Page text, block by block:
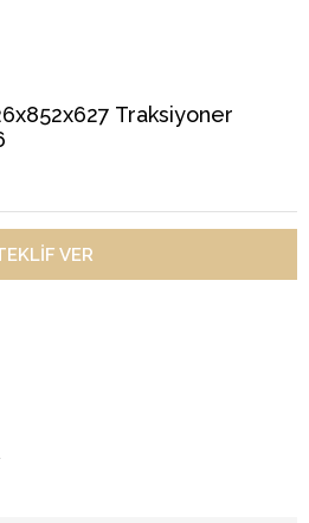
Traksiyoner